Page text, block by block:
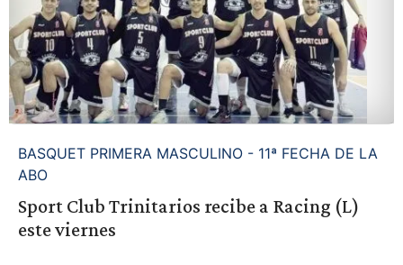
BASQUET PRIMERA MASCULINO - 11ª FECHA DE LA
ABO
Sport Club Trinitarios recibe a Racing (L)
este viernes